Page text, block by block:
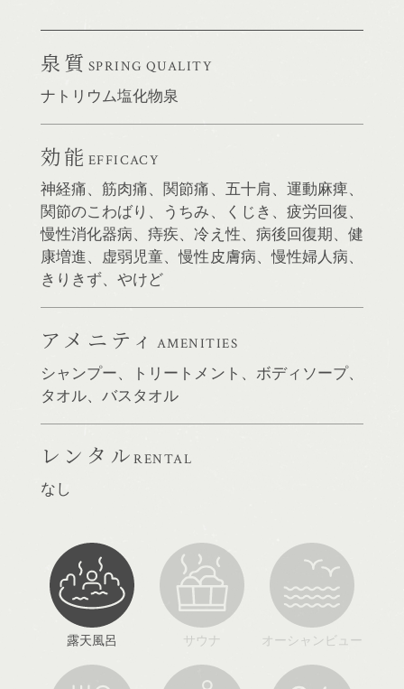
泉質 SPRING QUALITY
ナトリウム塩化物泉
効能 EFFICACY
神経痛、筋肉痛、関節痛、五十肩、運動麻痺、
関節のこわばり、うちみ、くじき、疲労回復、
慢性消化器病、痔疾、冷え性、病後回復期、健
康増進、虚弱児童、慢性皮膚病、慢性婦人病、
きりきず、やけど
アメニティ AMENITIES
シャンプー、トリートメント、ボディソープ、
タオル、バスタオル
レンタルRENTAL
なし
露天風呂 サウナ オーシャンビュー